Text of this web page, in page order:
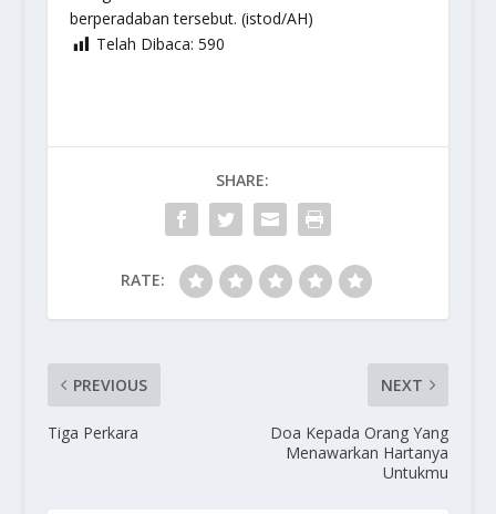
berperadaban tersebut. (istod/AH)
Telah Dibaca: 590
SHARE:
RATE:
PREVIOUS
Tiga Perkara
NEXT
Doa Kepada Orang Yang
Menawarkan Hartanya
Untukmu